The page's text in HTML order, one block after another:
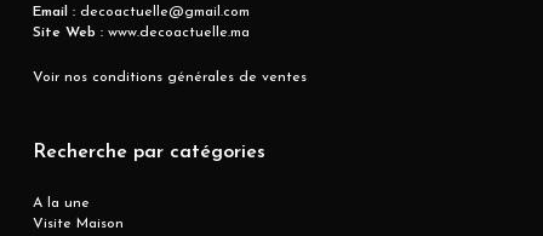
Email :decoactuelle@gmail.com
Site Web :www.decoactuelle.ma
Voir nos conditions générales de ventes
Recherche par catégories
A la une
Visite Maison